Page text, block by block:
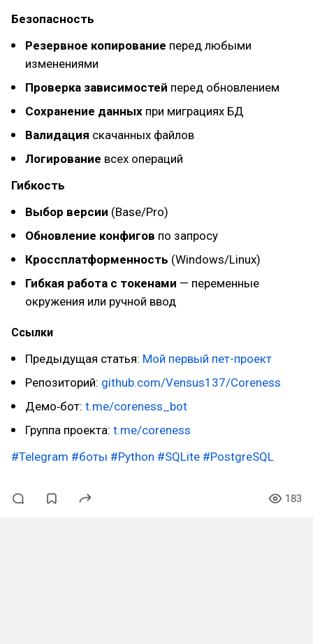
Безопасность
Резервное копирование перед любыми
изменениями
Проверка зависимостей перед обновлением
Сохранение данных при миграциях БД
Валидация скачанных файлов
Логирование всех операций
Гибкость
Выбор версии (Base/Pro)
Обновление конфигов по запросу
Кроссплатформенность (Windows/Linux)
Гибкая работа с токенами — переменные
окружения или ручной ввод
Ссылки
Предыдущая статья: Мой первый пет-проект
Репозиторий: github.com/Vensus137/Coreness
Демо‑бот: t.me/coreness_bot
Группа проекта: t.me/coreness
#Telegram #боты #Python #SQLite #PostgreSQL
183